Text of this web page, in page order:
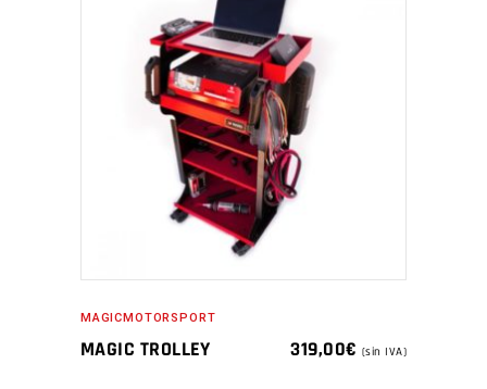
MAGICMOTORSPORT
MAGIC TROLLEY 319,00€ (sin IVA)